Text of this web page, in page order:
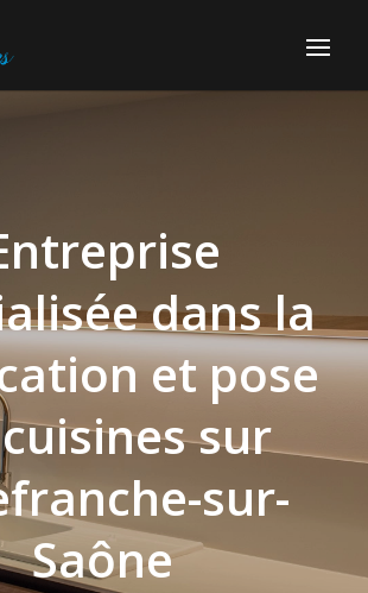
dans la
et pose
sur
sur-
Saône